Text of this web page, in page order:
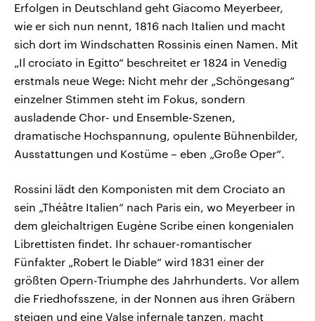
Erfolgen in Deutschland geht Giacomo Meyerbeer,
wie er sich nun nennt, 1816 nach Italien und macht
sich dort im Windschatten Rossinis einen Namen. Mit
„Il crociato in Egitto“ beschreitet er 1824 in Venedig
erstmals neue Wege: Nicht mehr der „Schöngesang“
einzelner Stimmen steht im Fokus, sondern
ausladende Chor- und Ensemble-Szenen,
dramatische Hochspannung, opulente Bühnenbilder,
Ausstattungen und Kostüme – eben „Große Oper“.
Rossini lädt den Komponisten mit dem Crociato an
sein „Théâtre Italien“ nach Paris ein, wo Meyerbeer in
dem gleichaltrigen Eugène Scribe einen kongenialen
Librettisten findet. Ihr schauer-romantischer
Fünfakter „Robert le Diable“ wird 1831 einer der
größten Opern-Triumphe des Jahrhunderts. Vor allem
die Friedhofsszene, in der Nonnen aus ihren Gräbern
steigen und eine Valse infernale tanzen, macht